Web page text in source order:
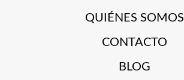
QUIÉNES SOMOS
CONTACTO
BLOG